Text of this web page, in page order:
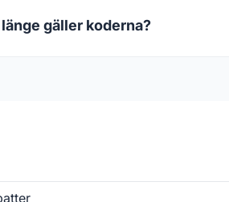
länge gäller koderna?